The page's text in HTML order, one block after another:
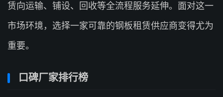
赁向运输、铺设、回收等全流程服务延伸。面对这一
市场环境，选择一家可靠的钢板租赁供应商变得尤为
重要。
口碑厂家排行榜